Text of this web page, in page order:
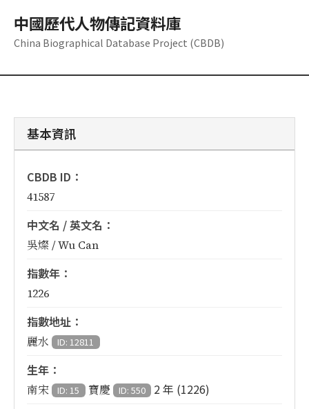
中國歷代人物傳記資料庫
China Biographical Database Project (CBDB)
基本資訊
CBDB ID：
41587
中文名 / 英文名：
吳燦 / Wu Can
指數年：
1226
指數地址：
麗水 ID: 12811
生年：
南宋 ID: 15 寶慶 ID: 550
2 年 (1226)